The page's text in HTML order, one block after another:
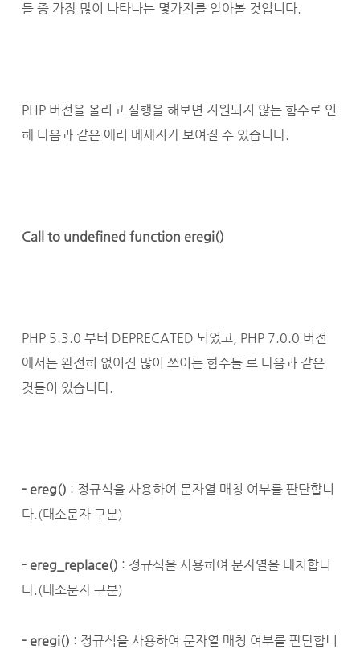
들 중 가장 많이 나타나는 몇가지를 알아볼 것입니다.
PHP 버전을 올리고 실행을 해보면 지원되지 않는 함수로 인
해 다음과 같은 에러 메세지가 보여질 수 있습니다.
Call to undefined function eregi()
PHP 5.3.0 부터 DEPRECATED 되었고, PHP 7.0.0 버전
에서는 완전히 없어진 많이 쓰이는 함수들 로 다음과 같은
것들이 있습니다.
- ereg() : 정규식을 사용하여 문자열 매칭 여부를 판단합니
다.(대소문자 구분)
- ereg_replace() : 정규식을 사용하여 문자열을 대치합니
다.(대소문자 구분)
- eregi() : 정규식을 사용하여 문자열 매칭 여부를 판단합니